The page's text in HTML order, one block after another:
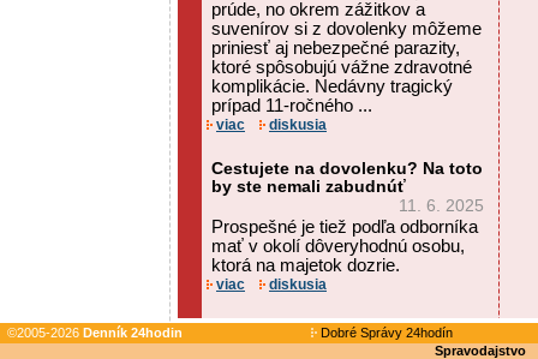
prúde, no okrem zážitkov a
suvenírov si z dovolenky môžeme
priniesť aj nebezpečné parazity,
ktoré spôsobujú vážne zdravotné
komplikácie. Nedávny tragický
prípad 11-ročného ...
viac diskusia
Cestujete na dovolenku? Na toto
by ste nemali zabudnúť
11. 6. 2025
Prospešné je tiež podľa odborníka
mať v okolí dôveryhodnú osobu,
ktorá na majetok dozrie.
viac diskusia
©2005-2026 Denník 24hodin
Dobré Správy 24hodín
Spravodajstvo